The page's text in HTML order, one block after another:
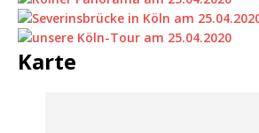
Karte